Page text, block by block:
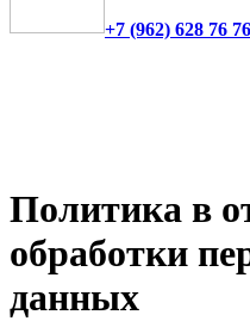
+7 (962) 628 76 76
Политика в
обработки
данных